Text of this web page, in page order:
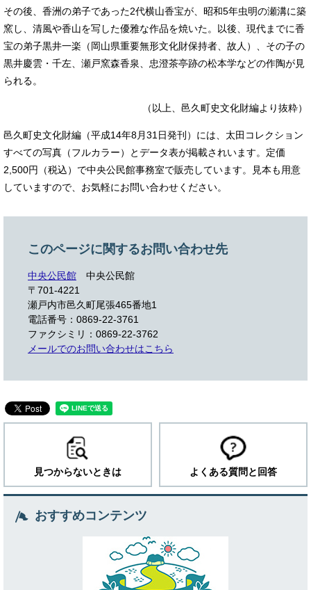
その後、香洲の弟子であった2代横山香宝が、昭和5年虫明の瀬溝に築
窯し、清風や香山を写した優雅な作品を焼いた。以後、現代までに香
宝の弟子黒井一楽（岡山県重要無形文化財保持者、故人）、その子の
黒井慶雲・千左、瀬戸窯森香泉、忠澄茶亭跡の松本学などの作陶が見
られる。
（以上、邑久町史文化財編より抜粋）
邑久町史文化財編（平成14年8月31日発刊）には、太田コレクション
すべての写真（フルカラー）とデータ表が掲載されいます。定価
2,500円（税込）で中央公民館事務室で販売しています。見本も用意
していますので、お気軽にお問い合わせください。
このページに関するお問い合わせ先
中央公民館
中央公民館
〒701-4221
瀬戸内市邑久町尾張465番地1
電話番号：0869-22-3761
ファクシミリ：0869-22-3762
メールでのお問い合わせはこちら
見つからないときは よくある質問と回答
おすすめコンテンツ